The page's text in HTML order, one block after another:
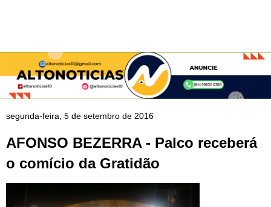
segunda-feira, 5 de setembro de 2016
AFONSO BEZERRA - Palco receberá
o comício da Gratidão